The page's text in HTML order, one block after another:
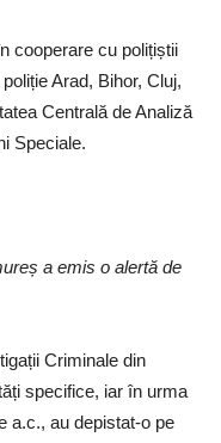
cooperare cu polițiștii
Arad, Bihor, Cluj,
Centrală de Analiză
Speciale.
a emis o alertă de
Criminale din
specifice, iar în urma
a.c., au depistat-o pe